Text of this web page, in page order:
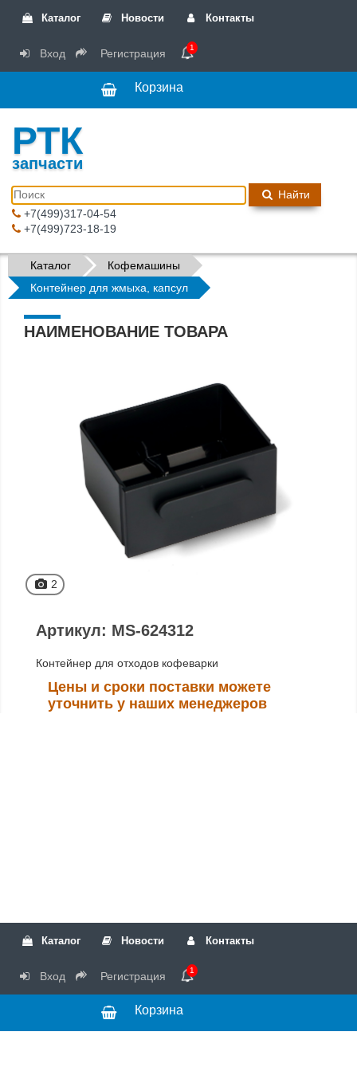
Каталог Новости Контакты
Вход Регистрация 1
Корзина
РТК
запчасти
Найти
+7(499)317-04-54
+7(499)723-18-19
Каталог
Кофемашины
Контейнер для жмыха, капсул
НАИМЕНОВАНИЕ ТОВАРА
2
Артикул: MS-624312
Контейнер для отходов кофеварки
Цены и сроки поставки можете
уточнить у наших менеджеров
Каталог Новости Контакты
Вход Регистрация 1
Корзина